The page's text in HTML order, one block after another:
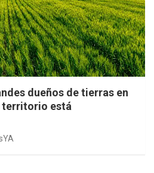
dueños de tierras en
territorio está